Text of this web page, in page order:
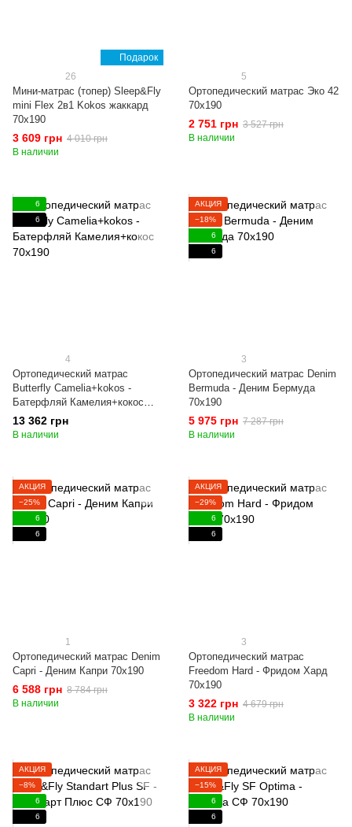
Подарок
26
Мини-матрас (топер) Sleep&Fly
mini Flex 2в1 Kokos жаккард
70x190
3 609 грн 4 010 грн
В наличии
5
Ортопедический матрас Эко 42
70x190
2 751 грн 3 527 грн
В наличии
6
6
4
Ортопедический матрас
Butterfly Camelia+kokos -
Батерфляй Камелия+кокос
70x190
13 362 грн
В наличии
АКЦИЯ
−18%
6
6
3
Ортопедический матрас Denim
Bermuda - Деним Бермуда
70x190
5 975 грн 7 287 грн
В наличии
АКЦИЯ
−25%
6
6
1
Ортопедический матрас Denim
Capri - Деним Капри 70x190
6 588 грн 8 784 грн
В наличии
АКЦИЯ
−29%
6
6
3
Ортопедический матрас
Freedom Hard - Фридом Хард
70x190
3 322 грн 4 679 грн
В наличии
АКЦИЯ
−8%
6
6
АКЦИЯ
−15%
6
6